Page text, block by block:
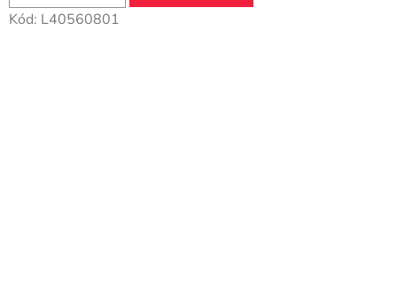
Kód: L40560801